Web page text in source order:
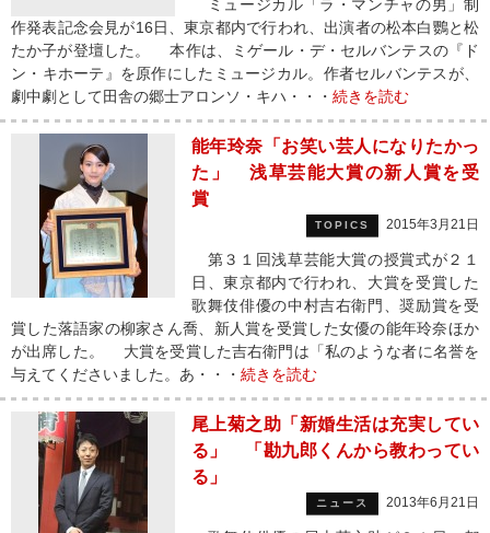
ミュージカル「ラ・マンチャの男」制
作発表記念会見が16日、東京都内で行われ、出演者の松本白鸚と松
たか子が登壇した。 本作は、ミゲール・デ・セルバンテスの『ド
ン・キホーテ』を原作にしたミュージカル。作者セルバンテスが、
劇中劇として田舎の郷士アロンソ・キハ・・・ 続きを読む
能年玲奈「お笑い芸人になりたかっ
た」 浅草芸能大賞の新人賞を受
賞
TOPICS 2015年3月21日
第３１回浅草芸能大賞の授賞式が２１
日、東京都内で行われ、大賞を受賞した
歌舞伎俳優の中村吉右衛門、奨励賞を受
賞した落語家の柳家さん喬、新人賞を受賞した女優の能年玲奈ほか
が出席した。 大賞を受賞した吉右衛門は「私のような者に名誉を
与えてくださいました。あ・・・ 続きを読む
尾上菊之助「新婚生活は充実してい
る」 「勘九郎くんから教わってい
る」
ニュース 2013年6月21日